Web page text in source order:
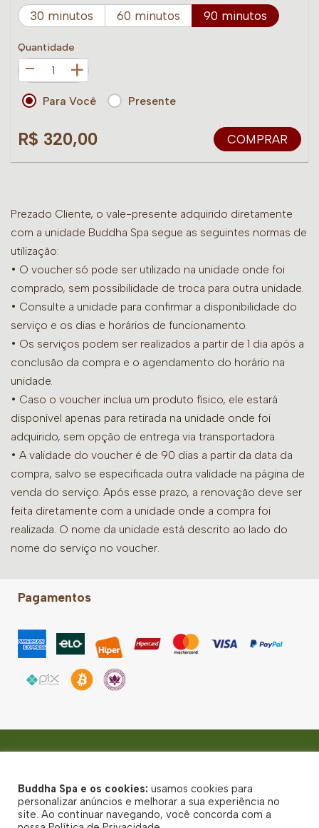
30 minutos 60 minutos 90 minutos
Quantidade
+
Para Você Presente
R$ 320,00 COMPRAR
Prezado Cliente, o vale-presente adquirido diretamente
com a unidade Buddha Spa segue as seguintes normas de
utilização:
• O voucher só pode ser utilizado na unidade onde foi
comprado, sem possibilidade de troca para outra unidade.
• Consulte a unidade para confirmar a disponibilidade do
serviço e os dias e horários de funcionamento.
• Os serviços podem ser realizados a partir de 1 dia após a
conclusão da compra e o agendamento do horário na
unidade.
• Caso o voucher inclua um produto físico, ele estará
disponível apenas para retirada na unidade onde foi
adquirido, sem opção de entrega via transportadora.
• A validade do voucher é de 90 dias a partir da data da
compra, salvo se especificada outra validade na página de
venda do serviço. Após esse prazo, a renovação deve ser
feita diretamente com a unidade onde a compra foi
realizada. O nome da unidade está descrito ao lado do
nome do serviço no voucher.
Pagamentos
© Buddha Spa 2026 - Todos direitos reservados
Buddha Spa e os cookies: usamos cookies para
personalizar anúncios e melhorar a sua experiência no
site. Ao continuar navegando, você concorda com a